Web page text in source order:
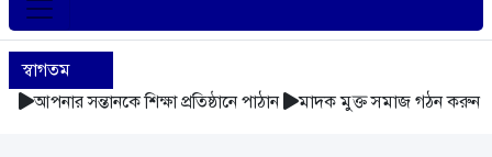
স্বাগতম
আপনার সন্তানকে শিক্ষা প্রতিষ্ঠানে পাঠান
মাদক মুক্ত সমাজ গঠন করুন